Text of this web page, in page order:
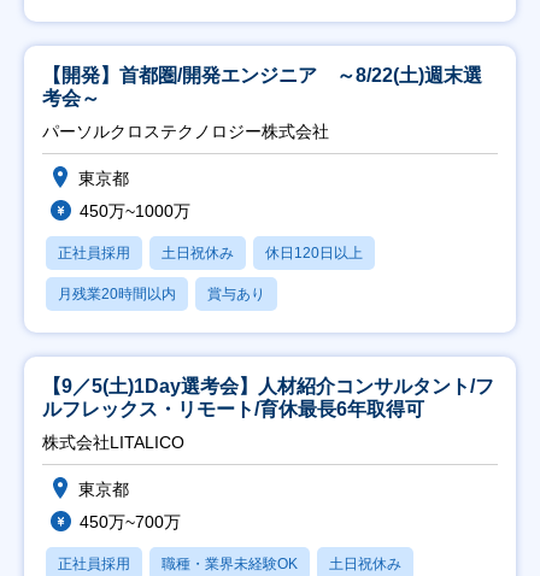
【開発】首都圏/開発エンジニア ～8/22(土)週末選
考会～
パーソルクロステクノロジー株式会社
東京都
450万~1000万
正社員採用 土日祝休み 休日120日以上
月残業20時間以内 賞与あり
【9／5(土)1Day選考会】人材紹介コンサルタント/フ
ルフレックス・リモート/育休最長6年取得可
株式会社LITALICO
東京都
450万~700万
正社員採用 職種・業界未経験OK 土日祝休み